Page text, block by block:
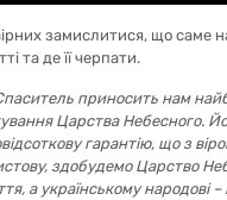
замислитися, що саме
та де її черпати.
приносить нам
Царства Небесного.
гарантію, що з
здобудемо Царство
а українському народові